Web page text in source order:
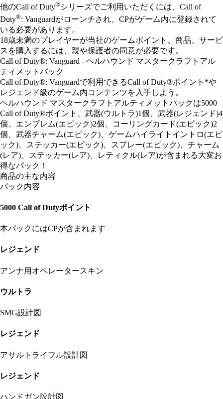
他のCall of Duty®シリーズでご利用いただくには、Call of
Duty®: Vanguardがローンチされ、CPがゲーム内に登録されて
いる必要があります。
18歳未満のプレイヤーが当社のゲームポイント、商品、サービ
スを購入するには、親や保護者の同意が必要です。
Call of Duty®: Vanguard - ヘルハウンド マスタークラフトアル
ティメットパック
Call of Duty®: Vanguardで利用できるCall of Duty®ポイント*や
レジェンド級のゲーム内コンテンツを入手しよう。
ヘルハウンド マスタークラフトアルティメットパックは5000
Call of Duty®ポイント、武器(ウルトラ)1個、武器(レジェンド)4
個、エンブレム(エピック)2個、コーリングカード(エピック)2
個、武器チャーム(エピック)、ゲームハイライトイントロ(エピ
ック)、ステッカー(エピック)、スプレー(エピック)、チャーム
(レア)、ステッカー(レア)、レティクル(レア)が含まれる大変お
得なパック！
商品の主な内容
パック内容
5000 Call of Dutyポイント
本パックにはCPが含まれます
レジェンド
アンナ用オペレータースキン
ウルトラ
SMG設計図
レジェンド
アサルトライフル設計図
レジェンド
ハンドガン設計図